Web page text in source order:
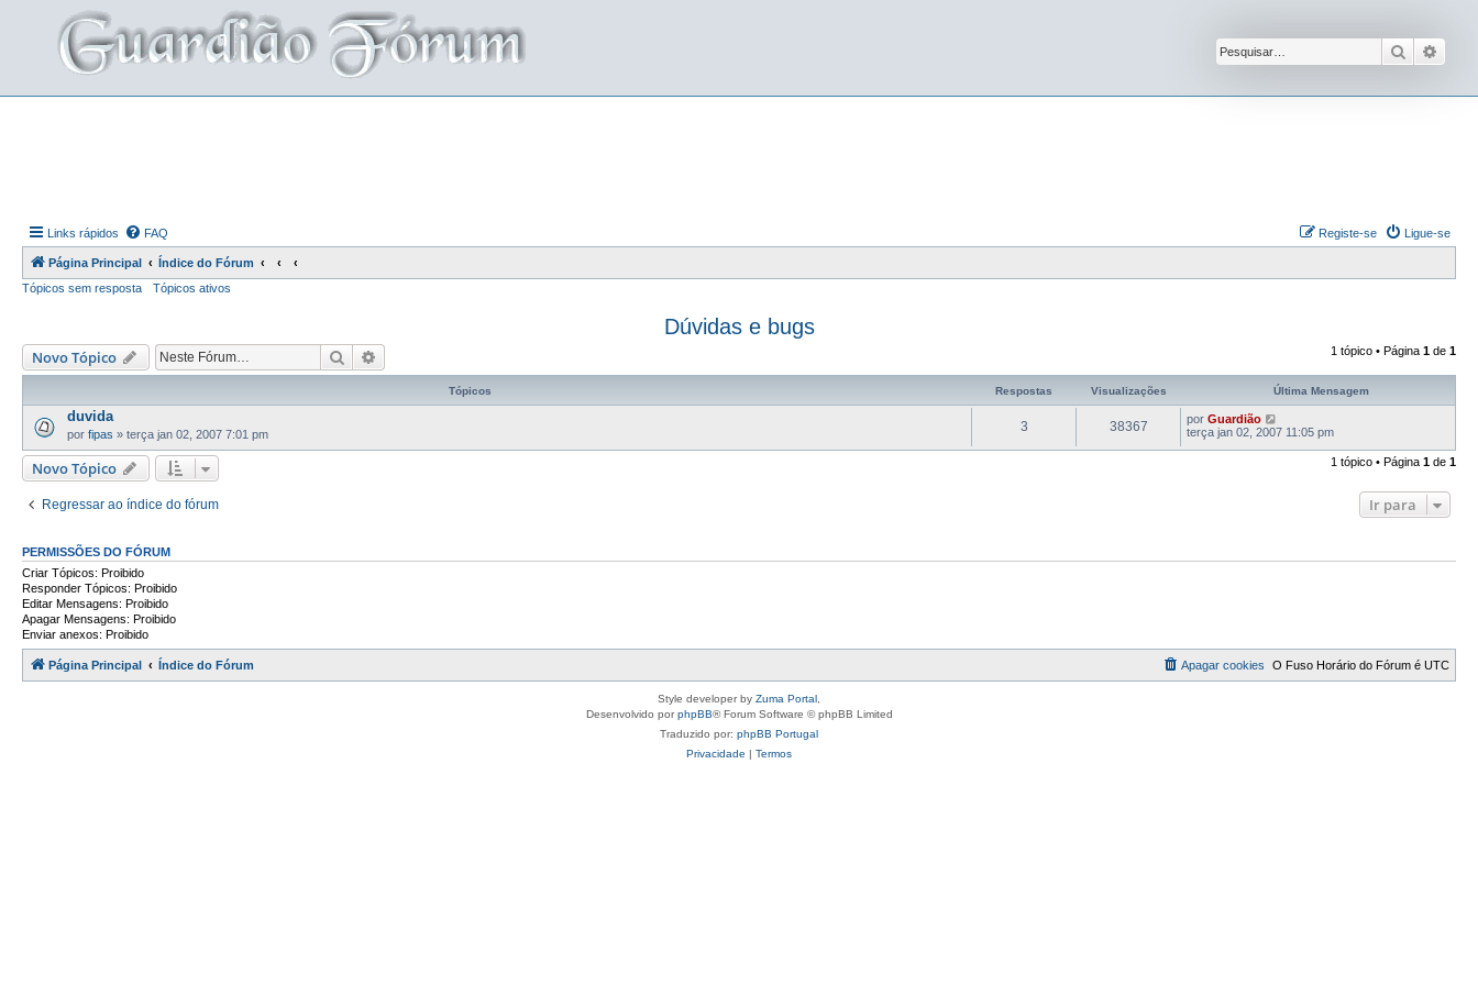
Pesquisar
Links rápidos FAQ Ligue-se
Registe-se
Página Principal
Índice do Fórum
Tópicos sem resposta
Tópicos ativos
Dúvidas e bugs
Novo Tópico Pesquisar 1 tópico • Página 1 de 1
Tópicos Respostas Visualizações Última Mensagem
duvida
por fipas » terça jan 02, 2007 7:01 pm
3 38367 por Guardião
terça jan 02, 2007 11:05 pm
Novo Tópico 1 tópico • Página 1 de 1
Regressar ao índice do fórum Ir para
PERMISSÕES DO FÓRUM
Criar Tópicos: Proibido
Responder Tópicos: Proibido
Editar Mensagens: Proibido
Apagar Mensagens: Proibido
Enviar anexos: Proibido
Página Principal Índice do Fórum O Fuso Horário do Fórum é UTC
Apagar cookies
Style developer by Zuma Portal
Desenvolvido porphpBB® Forum Software © phpBB Limited
Traduzido por: phpBB Portugal
Privacidade | Termos